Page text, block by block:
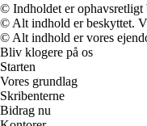
© Indholdet er ophavsretligt
© Alt indhold er beskyttet.
© Alt indhold er vores
Bliv klogere på os
Starten
Vores grundlag
Skribenterne
Bidrag nu